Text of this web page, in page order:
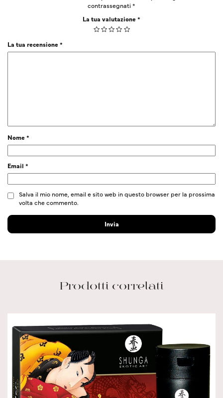
contrassegnati*
La tua valutazione*
La tua recensione*
Nome*
Email *
Salva il mio nome, email e sito web in questo browser per la prossima
volta che commento.
Prodotti correlati